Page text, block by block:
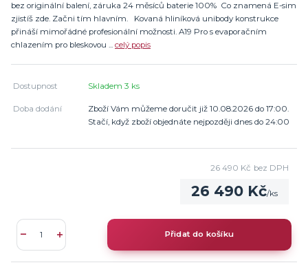
bez originální balení, záruka 24 měsíců baterie 100% Co znamená E-sim
zjistíš zde. Začni tím hlavním. Kovaná hliníková unibody konstrukce
přináší mimořádné profesionální možnosti. A19 Pro s evaporačním
chlazením pro bleskovou ... celý popis
Dostupnost Skladem 3 ks
Doba dodání
Zboží Vám můžeme doručit již 10.08.2026 do 17:00.
Stačí, když zboží objednáte nejpozději dnes do 24:00
26 490 Kč/ks
26 490 Kč bez DPH
Přidat do košíku